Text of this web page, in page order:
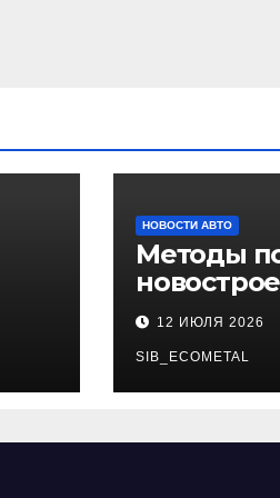
НОВОСТИ АВТО
Методы
заданным
12 ИЮЛЯ 2026
SIB_ECOMETAL